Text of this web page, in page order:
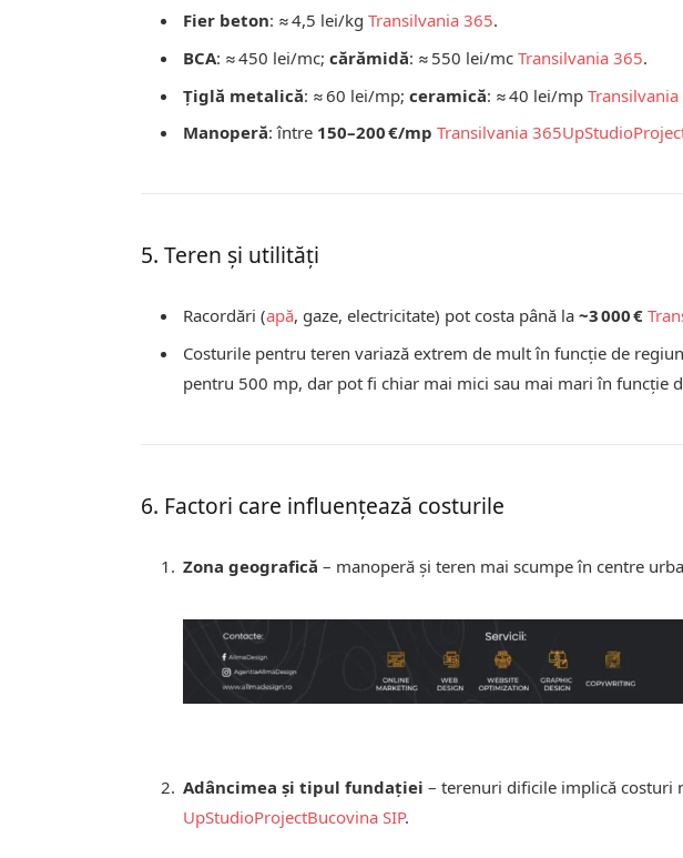
Fier beton: ≈ 4,5 lei/kgTransilvania 365.
BCA: ≈ 450 lei/mc;cărămidă: ≈ 550 lei/mcTransilvania 365.
Țiglă metalică: ≈ 60 lei/mp;ceramică: ≈ 40 lei/mp
Manoperă: între 150–200 €/mp Transilvania 365
5. Teren și utilități
Racordări (apă, gaze, electricitate) pot costa până la~3 000 €
Costurile pentru teren variază extrem de mult în funcție de
pentru 500 mp, dar pot fi chiar mai mici sau mai mari în funcție
6. Factori care influențează costurile
Zona geografică – manoperă și teren mai scumpe în centre
Adâncimea și tipul fundației – terenuri dificile implică costuri
UpStudioProjectBucovina SIP.